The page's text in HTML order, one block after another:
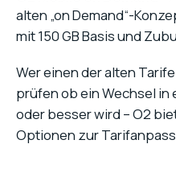
alten „on Demand“-
mit 150 GB Basis und
Wer einen der alten
prüfen ob ein Wechsel
oder besser wird – O2
Optionen zur